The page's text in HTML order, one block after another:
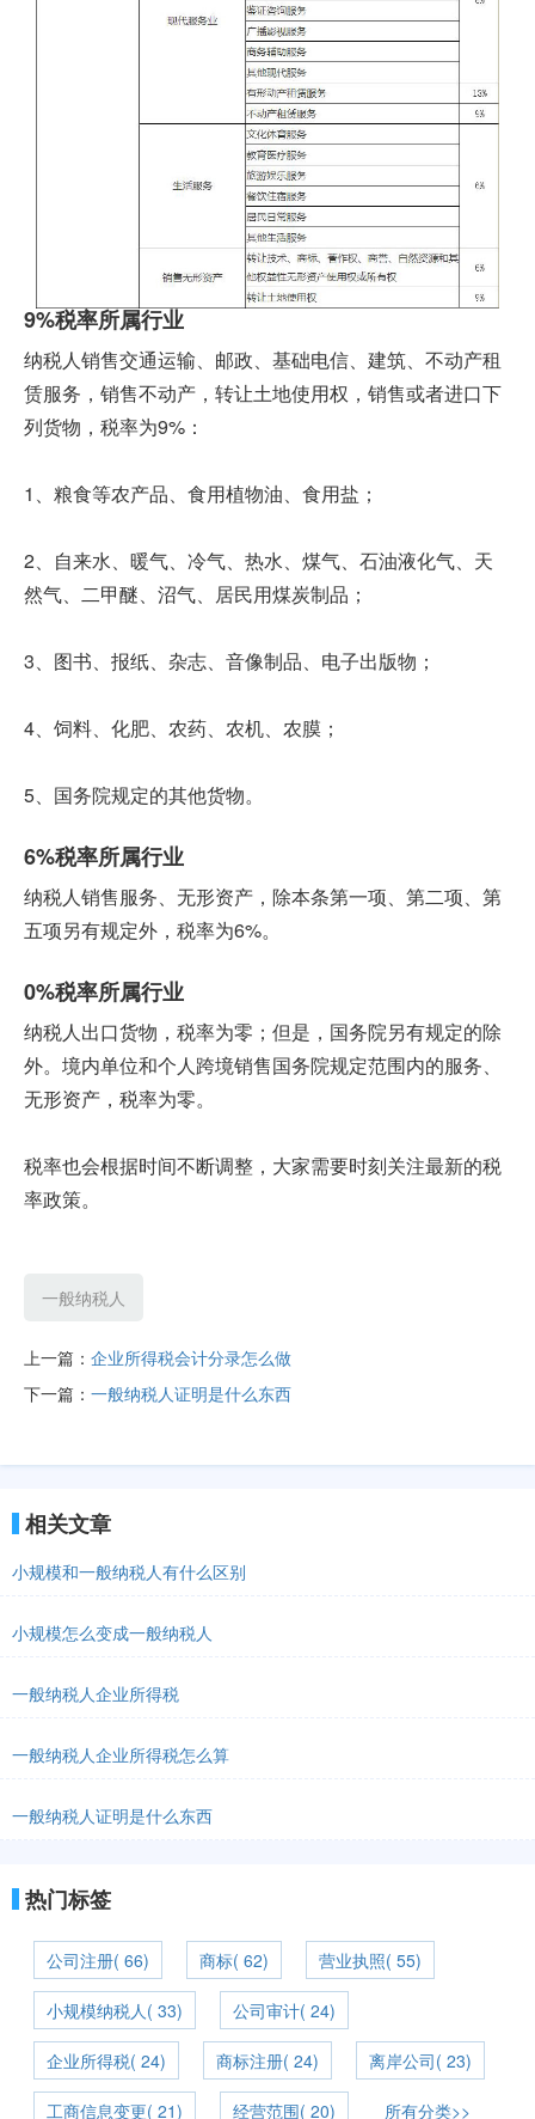
9%税率所属行业
纳税人销售交通运输、邮政、基础电信、建筑、不动产租
赁服务，销售不动产，转让土地使用权，销售或者进口下
列货物，税率为9%：
1、粮食等农产品、食用植物油、食用盐；
2、自来水、暖气、冷气、热水、煤气、石油液化气、天
然气、二甲醚、沼气、居民用煤炭制品；
3、图书、报纸、杂志、音像制品、电子出版物；
4、饲料、化肥、农药、农机、农膜；
5、国务院规定的其他货物。
6%税率所属行业
纳税人销售服务、无形资产，除本条第一项、第二项、第
五项另有规定外，税率为6%。
0%税率所属行业
纳税人出口货物，税率为零；但是，国务院另有规定的除
外。境内单位和个人跨境销售国务院规定范围内的服务、
无形资产，税率为零。
税率也会根据时间不断调整，大家需要时刻关注最新的税
率政策。
一般纳税人
上一篇： 企业所得税会计分录怎么做
下一篇： 一般纳税人证明是什么东西
相关文章
小规模和一般纳税人有什么区别
小规模怎么变成一般纳税人
一般纳税人企业所得税
一般纳税人企业所得税怎么算
一般纳税人证明是什么东西
热门标签
公司注册( 66) 商标( 62) 营业执照( 55)
小规模纳税人( 33) 公司审计( 24)
企业所得税( 24) 商标注册( 24) 离岸公司( 23)
工商信息变更( 21) 经营范围( 20) 所有分类>>